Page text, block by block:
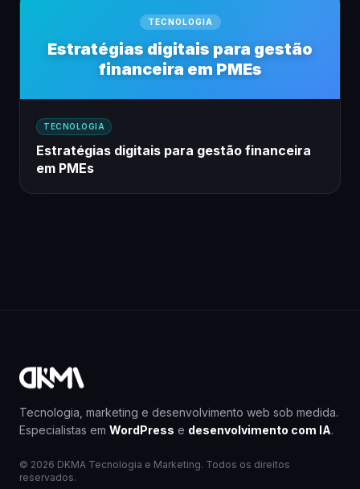
TECNOLOGIA
Estratégias digitais para gestão
financeira em PMEs
TECNOLOGIA
Estratégias digitais para gestão financeira
em PMEs
Tecnologia, marketing e desenvolvimento web sob medida.
Especialistas em WordPress e desenvolvimento com IA.
© 2026 DKMA Tecnologia e Marketing. Todos os direitos
reservados.